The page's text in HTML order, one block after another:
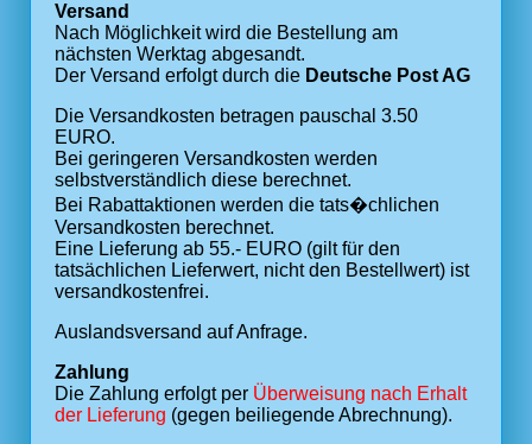
Versand
Nach Möglichkeit wird die Bestellung am
nächsten Werktag abgesandt.
Der Versand erfolgt durch die Deutsche Post AG
Die Versandkosten betragen pauschal 3.50
EURO.
Bei geringeren Versandkosten werden
selbstverständlich diese berechnet.
Bei Rabattaktionen werden die tats�chlichen
Versandkosten berechnet.
Eine Lieferung ab 55.- EURO (gilt für den
tatsächlichen Lieferwert, nicht den Bestellwert) ist
versandkostenfrei.
Auslandsversand auf Anfrage.
Zahlung
Die Zahlung erfolgt per Überweisung nach Erhalt
der Lieferung (gegen beiliegende Abrechnung).